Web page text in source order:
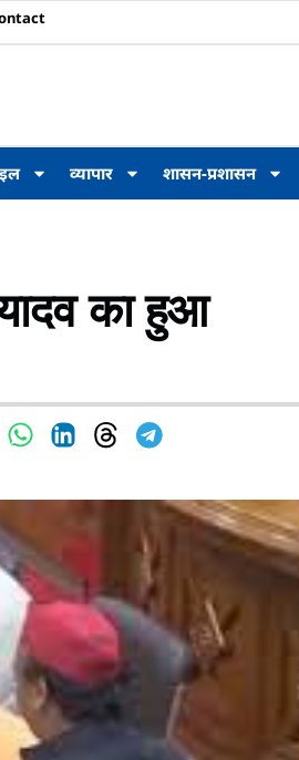
व्यापार शासन-प्रशासन
का हुआ